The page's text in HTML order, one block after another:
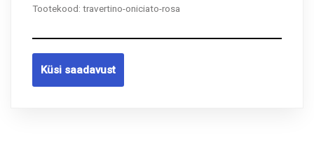
Tootekood: travertino-oniciato-rosa
Küsi saadavust